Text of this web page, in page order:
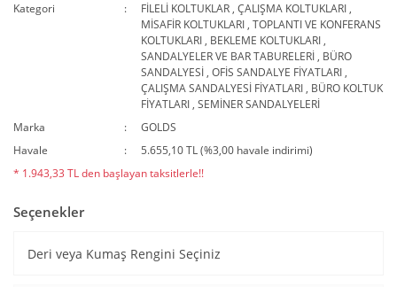
Kategori FİLELİ KOLTUKLAR ,ÇALIŞMA KOLTUKLARI ,
MİSAFİR KOLTUKLARI ,TOPLANTI VE KONFERANS
KOLTUKLARI , BEKLEME KOLTUKLARI ,
SANDALYELER VE BAR TABURELERİ , BÜRO
SANDALYESİ ,OFİS SANDALYE FİYATLARI ,
ÇALIŞMA SANDALYESİ FİYATLARI , BÜRO KOLTUK
FİYATLARI ,SEMİNER SANDALYELERİ
Marka
GOLDS
Havale
5.655,10 TL (%3,00 havale indirimi)
* 1.943,33 TL den başlayan taksitlerle!!
Seçenekler